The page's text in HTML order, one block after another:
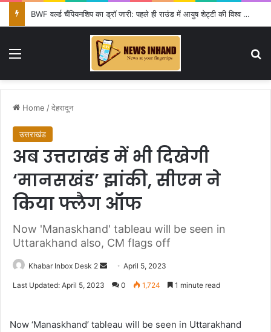
BWF वर्ल्ड चैंपियनशिप का ड्रॉ जारी: पहले ही राउंड में आयुष शेट्टी की विश्व चैंपियन शी यूकी से टक्कर, सिंधू-लक्ष्य को राहत
Menu
Home /देहरादून
उत्तराखंड
अब उत्तराखंड में भी दिखेगी
‘मानसखंड’ झांकी, सीएम ने
किया फ्लैग ऑफ
Now 'Manaskhand' tableau will be seen in
Uttarakhand also, CM flags off
Khabar Inbox Desk 2
Send
an
April 5, 2023
Last Updated: April 5, 2023 0 1,724 1 minute read
Now ‘Manaskhand’ tableau will be seen in Uttarakhand